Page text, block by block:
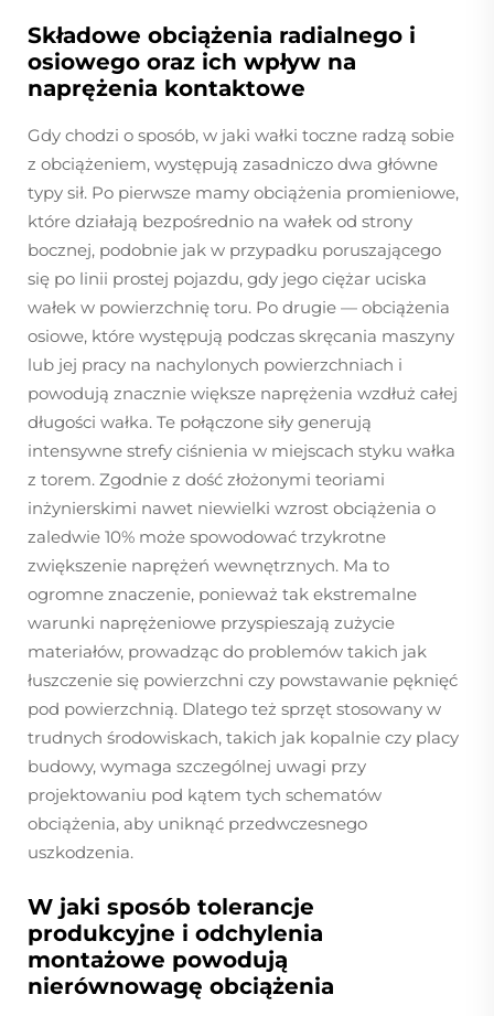
Składowe obciążenia radialnego i
osiowego oraz ich wpływ na
naprężenia kontaktowe
Gdy chodzi o sposób, w jaki wałki toczne radzą sobie
z obciążeniem, występują zasadniczo dwa główne
typy sił. Po pierwsze mamy obciążenia promieniowe,
które działają bezpośrednio na wałek od strony
bocznej, podobnie jak w przypadku poruszającego
się po linii prostej pojazdu, gdy jego ciężar uciska
wałek w powierzchnię toru. Po drugie — obciążenia
osiowe, które występują podczas skręcania maszyny
lub jej pracy na nachylonych powierzchniach i
powodują znacznie większe naprężenia wzdłuż całej
długości wałka. Te połączone siły generują
intensywne strefy ciśnienia w miejscach styku wałka
z torem. Zgodnie z dość złożonymi teoriami
inżynierskimi nawet niewielki wzrost obciążenia o
zaledwie 10% może spowodować trzykrotne
zwiększenie naprężeń wewnętrznych. Ma to
ogromne znaczenie, ponieważ tak ekstremalne
warunki naprężeniowe przyspieszają zużycie
materiałów, prowadząc do problemów takich jak
łuszczenie się powierzchni czy powstawanie pęknięć
pod powierzchnią. Dlatego też sprzęt stosowany w
trudnych środowiskach, takich jak kopalnie czy placy
budowy, wymaga szczególnej uwagi przy
projektowaniu pod kątem tych schematów
obciążenia, aby uniknąć przedwczesnego
uszkodzenia.
W jaki sposób tolerancje
produkcyjne i odchylenia
montażowe powodują
nierównowagę obciążenia